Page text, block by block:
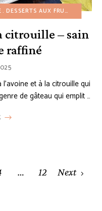
DESSERTS AUX FRUITS
citrouille – sain
raffiné
et à la citrouille qui
de gâteau qui emplit …
… 12 Next